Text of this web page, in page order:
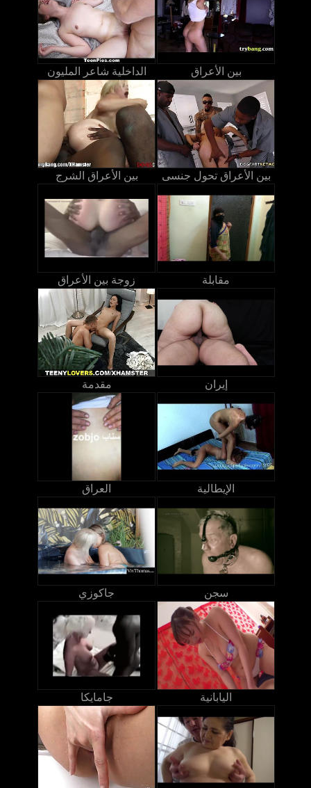
الداخلية شاعر المليون بين الأعراق
بين الأعراق الشرج بين الأعراق تحول جنسى
زوجة بين الأعراق مقابلة
مقدمة إيران
العراق الإيطالية
جاكوزي سجن
جامايكا اليابانية